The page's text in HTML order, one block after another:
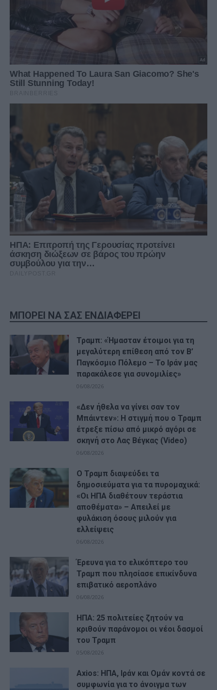
ΜΠΟΡΕΙ ΝΑ ΣΑΣ ΕΝΔΙΑΦΕΡΕΙ
Τραμπ: «Ήμασταν έτοιμοι για τη
μεγαλύτερη επίθεση από τον Β’
Παγκόσμιο Πόλεμο – Το Ιράν μας
παρακάλεσε για συνομιλίες»
06/08/2026
«Δεν ήθελα να γίνει σαν τον
Μπάιντεν»: Η στιγμή που ο Τραμπ
έτρεξε πίσω από μικρό αγόρι σε
σκηνή στο Λας Βέγκας (Video)
06/08/2026
Ο Τραμπ διαψεύδει τα
δημοσιεύματα για τα πυρομαχικά:
«Οι ΗΠΑ διαθέτουν τεράστια
αποθέματα» – Απειλεί με
φυλάκιση όσους μιλούν για
ελλείψεις
06/08/2026
Έρευνα για το ελικόπτερο του
Τραμπ που πλησίασε επικίνδυνα
επιβατικό αεροπλάνο
06/08/2026
ΗΠΑ: 25 πολιτείες ζητούν να
κριθούν παράνομοι οι νέοι δασμοί
του Τραμπ
05/08/2026
Axios: ΗΠΑ, Ιράν και Ομάν κοντά σε
συμφωνία για το άνοιγμα των